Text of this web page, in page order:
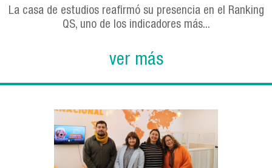
La casa de estudios reafirmó su presencia en el Ranking
QS, uno de los indicadores más...
ver más